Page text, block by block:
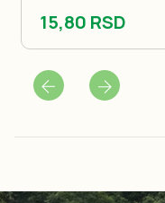
15,80 RSD